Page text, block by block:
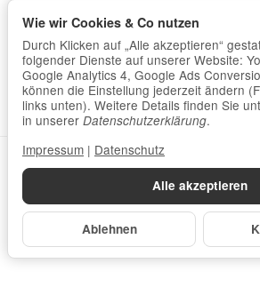
Datenschutzerklärung
*Alle Preise inkl. gesetzlicher
Powered by
Made with
eRock
Alle akzeptieren
Ablehnen
Wie wir Cookies & Co nutzen
Durch Klicken auf „Alle akzeptieren“
folgender Dienste auf unserer Website:
Google Analytics 4, Google Ads
können die Einstellung jederzeit ändern
links unten). Weitere Details finden Sie
in unserer Datenschutzerklärung.
Impressum | Datenschutz